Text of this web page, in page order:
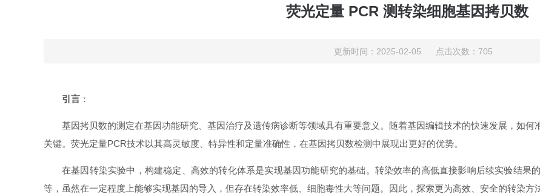
荧光定量 PCR 测转染细胞基因拷贝数
更新时间：2025-02-05 点击次数：705
引言 ：
基因拷贝数的测定在基因功能研究、基因治疗及遗传病诊断等领域具有重要意义。随着基因编辑技术的快速发展，如
关键。荧光定量PCR技术以其高灵敏度、特异性和定量准确性，在基因拷贝数检测中展现出更好的优势。
在基因转染实验中，构建稳定、高效的转化体系是实现基因功能研究的基础。转染效率的高低直接影响后续实验结果
等，虽然在一定程度上能够实现基因的导入，但存在转染效率低、细胞毒性大等问题。因此，探索更为高效、安全的转染方